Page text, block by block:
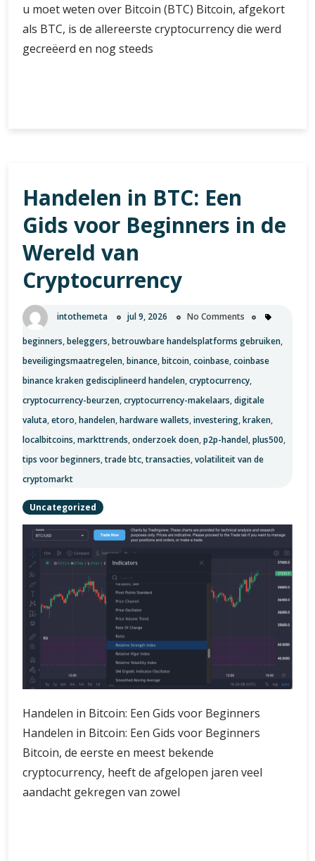
u moet weten over Bitcoin (BTC) Bitcoin, afgekort
als BTC, is de allereerste cryptocurrency die werd
gecreëerd en nog steeds
Bitcoin
(BTC):
De
digitale
revolutie
van
cryptocurrency
Handelen in BTC: Een
Gids voor Beginners in de
Wereld van
Cryptocurrency
intothemeta jul 9, 2026 No Comments
beginners,beleggers,betrouwbare handelsplatforms gebruiken,
beveiligingsmaatregelen,binance,bitcoin,coinbase,coinbase
binance kraken gedisciplineerd handelen,cryptocurrency,
cryptocurrency-beurzen,cryptocurrency-makelaars,digitale
valuta,etoro,handelen,hardware wallets,investering,kraken,
localbitcoins,markttrends,onderzoek doen,p2p-handel,plus500,
tips voor beginners,trade btc,transacties,volatiliteit van de
cryptomarkt
Uncategorized
Handelen in Bitcoin: Een Gids voor Beginners
Handelen in Bitcoin: Een Gids voor Beginners
Bitcoin, de eerste en meest bekende
cryptocurrency, heeft de afgelopen jaren veel
aandacht gekregen van zowel